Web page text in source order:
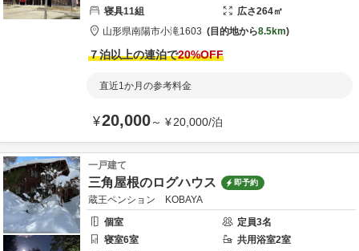
寝具11組 広さ264㎡
山形県南陽市小滝1603 目的地から8.5km
７泊以上の連泊で20%OFF
直近1か月の参考料金
¥20,000～ ¥20,000/泊
一戸建て
三角屋根のログハウス 即予約
蔵王ペンション KOBAYA
個室
定員3名
寝室6室 共用浴室2室